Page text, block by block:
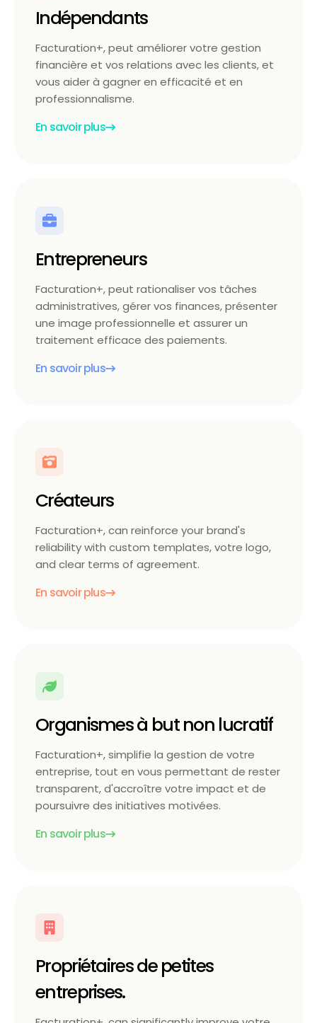
Indépendants
Facturation+, peut améliorer votre gestion
financière et vos relations avec les clients, et
vous aider à gagner en efficacité et en
professionnalisme.
En savoir plus
Entrepreneurs
Facturation+, peut rationaliser vos tâches
administratives, gérer vos finances, présenter
une image professionnelle et assurer un
traitement efficace des paiements.
En savoir plus
Créateurs
Facturation+, can reinforce your brand's
reliability with custom templates, votre logo,
and clear terms of agreement.
En savoir plus
Organismes à but non lucratif
Facturation+, simplifie la gestion de votre
entreprise, tout en vous permettant de rester
transparent, d'accroître votre impact et de
poursuivre des initiatives motivées.
En savoir plus
Propriétaires de petites
entreprises.